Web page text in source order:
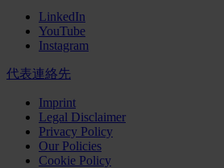
LinkedIn
YouTube
Instagram
代表連絡先
Imprint
Legal Disclaimer
Privacy Policy
Our Policies
Cookie Policy